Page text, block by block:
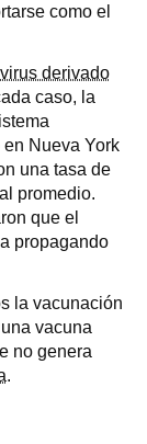
como el
derivado
caso, la
Nueva York
una tasa de
promedio.
que el
propagando
la vacunación
vacuna
no genera
.